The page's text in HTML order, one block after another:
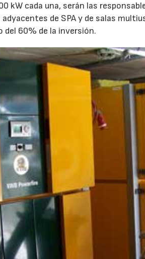
kW cada una, serán las
de SPA y de salas
del 60% de la inversión.